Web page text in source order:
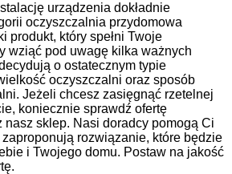
urządzenia dokładnie
oczyszczalnia przydomowa
produkt, który spełni Twoje
wziąć pod uwagę kilka ważnych
o ostatecznym typie
oczyszczalni oraz sposób
Jeżeli chcesz zasięgnąć rzetelnej
koniecznie sprawdź ofertę
nasz sklep. Nasi doradcy pomogą Ci
rozwiązanie, które będzie
i Twojego domu. Postaw na jakość